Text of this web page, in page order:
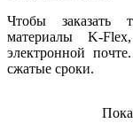
Чтобы заказать
материалы K-
электронной
сжатые сроки.